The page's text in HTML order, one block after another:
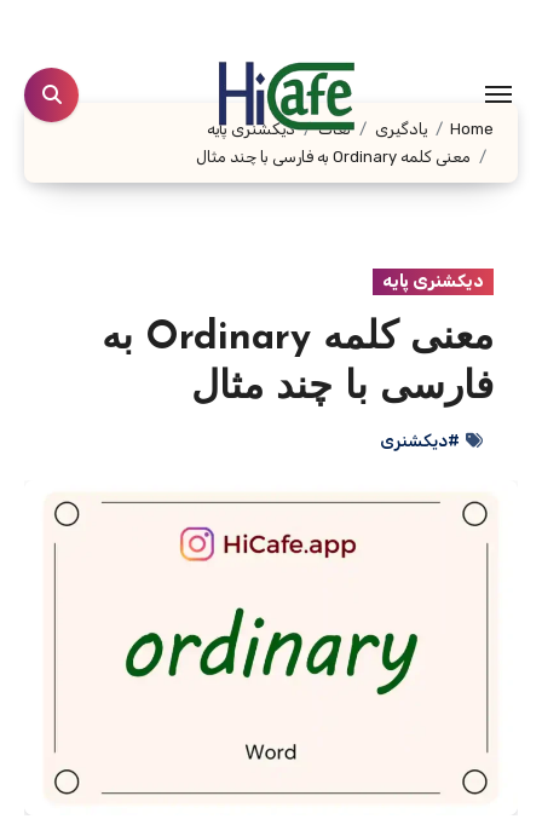
content
Home یادگیری لغات
دیکشنری پایه
معنی کلمه Ordinary به فارسی با چند مثال
دیکشنری پایه
معنی کلمه Ordinary به
فارسی با چند مثال
#دیکشنری